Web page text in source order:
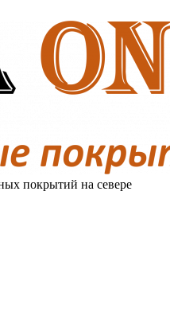
покрытий на севере